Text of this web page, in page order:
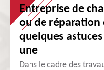
Entreprise de
ou de réparation
quelques
une
Dans le cadre des